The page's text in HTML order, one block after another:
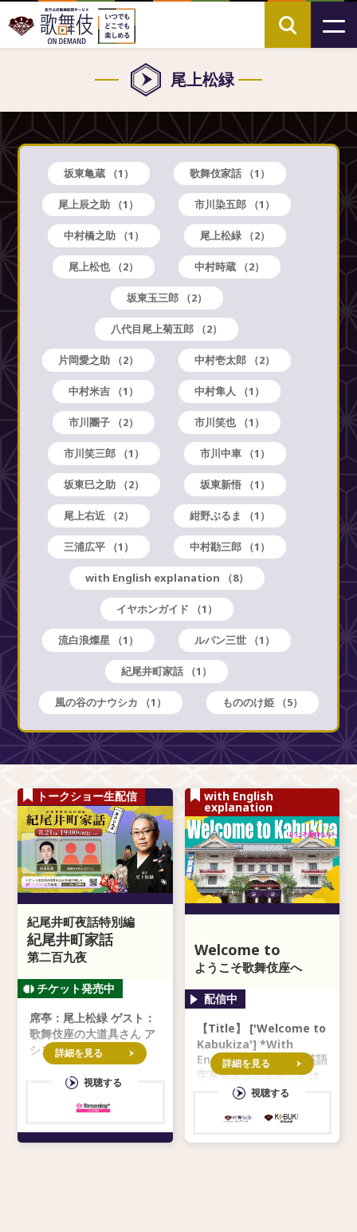
尾上松緑
坂東亀蔵 （1） 歌舞伎家話 （1）
尾上辰之助 （1） 市川染五郎 （1）
中村橋之助 （1） 尾上松緑 （2）
尾上松也 （2） 中村時蔵 （2）
坂東玉三郎 （2）
八代目尾上菊五郎 （2）
片岡愛之助 （2） 中村壱太郎 （2）
中村米吉 （1） 中村隼人 （1）
市川團子 （2） 市川笑也 （1）
市川笑三郎 （1） 市川中車 （1）
坂東巳之助 （2） 坂東新悟 （1）
尾上右近 （2） 紺野ぶるま （1）
三浦広平 （1） 中村勘三郎 （1）
with English explanation （8）
イヤホンガイド （1）
流白浪燦星 （1） ルパン三世 （1）
紀尾井町家話 （1）
風の谷のナウシカ （1） もののけ姫 （5）
トークショー生配信
紀尾井町夜話特別編
紀尾井町家話
第二百九夜
席亭：尾上松緑 ゲスト：
歌舞伎座の大道具さん ア
シスタント：坂東亀蔵
詳細を見る
視聴する
with English
explanation
Welcome to
Kabukiza
ようこそ歌舞伎座へ
【Title】 ['Welcome to
Kabukiza'] *With
English subtitles ※英語
字幕をオフにすることは
できません 〈Welcome
詳細を見る
視聴する